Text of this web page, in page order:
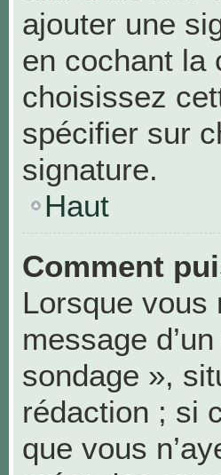
ajouter une
en cochant la
choisissez
spécifier sur
signature.
Haut
Comment
Lorsque vous
message
sondage »,
rédaction ; si
que vous